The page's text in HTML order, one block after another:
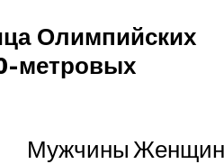
Олимпийских
метровых
Мужчины